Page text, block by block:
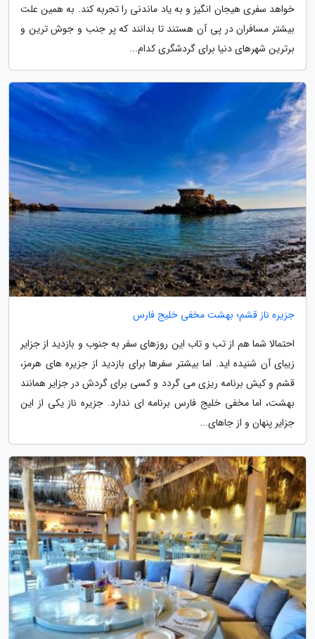
خواهد سفری هیجان انگیز و به یاد ماندنی را تجربه کند. به همین علت
بیشتر مسافران در پی آن هستند تا بدانند که پر جنب و جوش ترین و
برترین شهرهای دنیا برای گردشگری کدام...
جزیره ناز قشم؛ بهشت مخفی خلیج فارس
احتمالا شما هم از تب و تاب این روزهای سفر به جنوب و بازدید از جزایر
زیبای آن شنیده اید. اما بیشتر سفرها برای بازدید از جزیره های هرمز،
قشم و کیش برنامه ریزی می گردد و کسی برای گردش در جزایر همانند
بهشت، اما مخفی خلیج فارس برنامه ای ندارد. جزیره ناز یکی از این
جزایر پنهان و از جاهای...